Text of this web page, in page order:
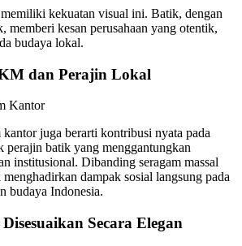
memiliki kekuatan visual ini. Batik, dengan
memberi kesan perusahaan yang otentik,
budaya lokal.
dan Perajin Lokal
kantor juga berarti kontribusi nyata pada
batik yang menggantungkan
institusional. Dibanding seragam massal
dampak sosial langsung pada
budaya Indonesia.
Secara Elegan